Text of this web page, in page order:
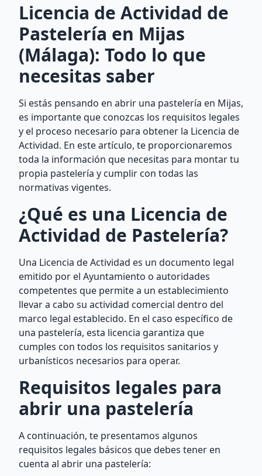
Licencia de Actividad de
Pastelería en Mijas
(Málaga): Todo lo que
necesitas saber
Si estás pensando en abrir una pastelería en Mijas,
es importante que conozcas los requisitos legales
y el proceso necesario para obtener la Licencia de
Actividad. En este artículo, te proporcionaremos
toda la información que necesitas para montar tu
propia pastelería y cumplir con todas las
normativas vigentes.
¿Qué es una Licencia de
Actividad de Pastelería?
Una Licencia de Actividad es un documento legal
emitido por el Ayuntamiento o autoridades
competentes que permite a un establecimiento
llevar a cabo su actividad comercial dentro del
marco legal establecido. En el caso específico de
una pastelería, esta licencia garantiza que
cumples con todos los requisitos sanitarios y
urbanísticos necesarios para operar.
Requisitos legales para
abrir una pastelería
A continuación, te presentamos algunos
requisitos legales básicos que debes tener en
cuenta al abrir una pastelería: